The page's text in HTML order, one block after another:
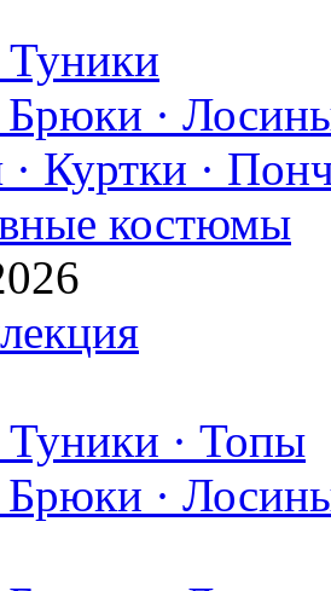
Туники
·
Куртки ·
костюмы
Туники · Топы
·